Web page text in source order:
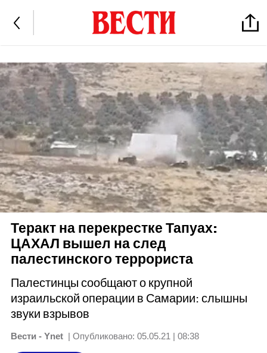
Теракт на перекрестке Тапуах:
ЦАХАЛ вышел на след
палестинского террориста
Палестинцы сообщают о крупной
израильской операции в Самарии: слышны
звуки взрывов
Вести - Ynet | Опубликовано: 05.05.21 | 08:38